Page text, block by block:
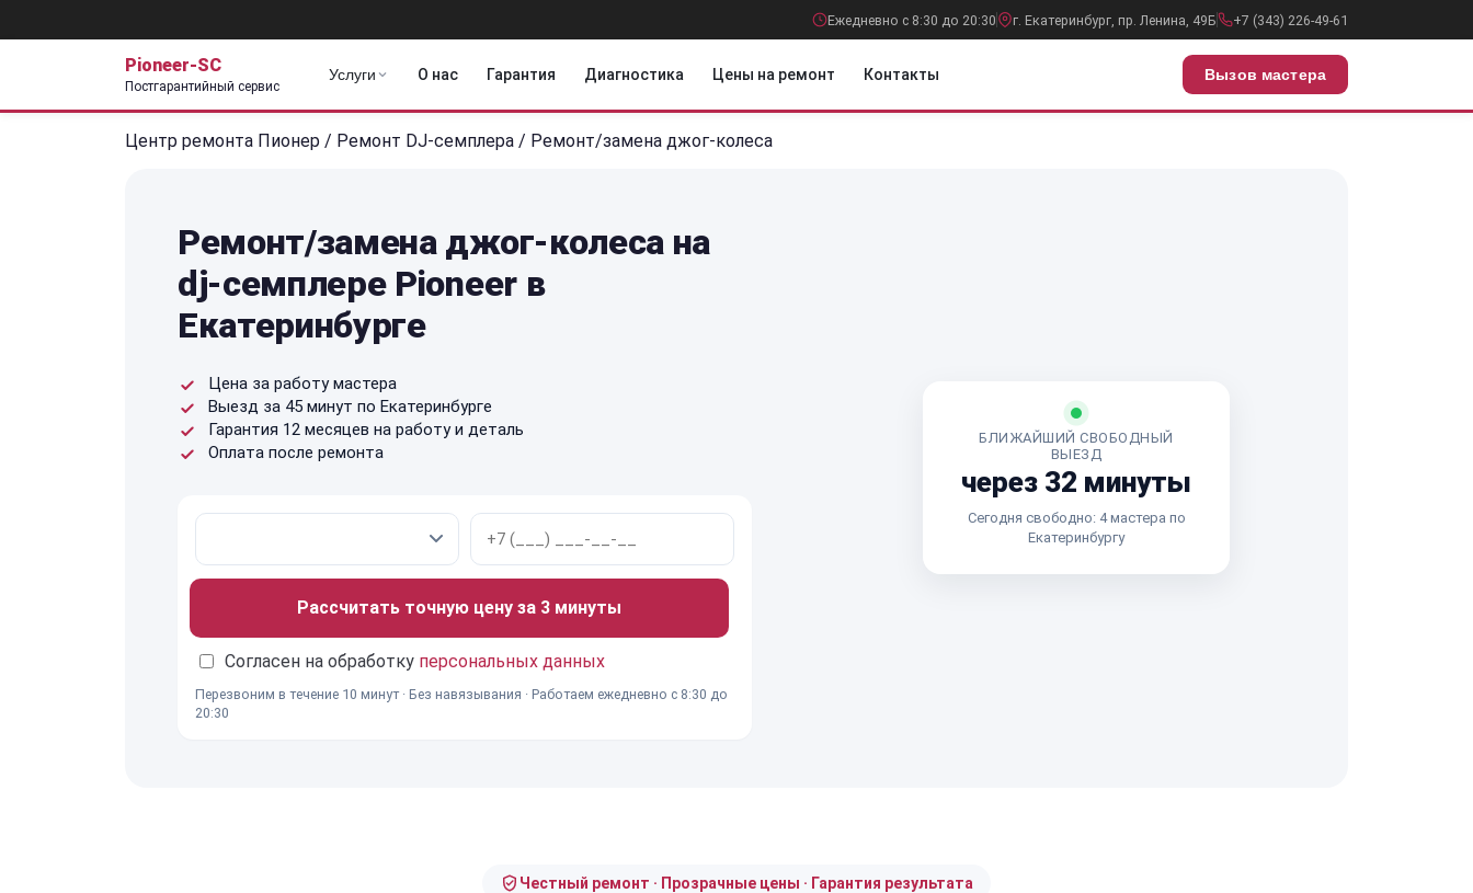
Ежедневно с 8:30 до 20:30 г. Екатеринбург, пр. Ленина, 49Б +7 (343) 226-49-61
Pioneer-SC
Постгарантийный сервис
Услуги О нас Гарантия Диагностика Цены на ремонт Контакты Вызов мастера
Центр ремонта Пионер / Ремонт DJ-семплера / Ремонт/замена джог-колеса
Ремонт/замена джог-колеса на
dj-семплере Pioneer в
Екатеринбурге
Цена за работу мастера
Выезд за 45 минут по Екатеринбурге
Гарантия 12 месяцев на работу и деталь
Оплата после ремонта
Рассчитать точную цену за 3 минуты
Согласен на обработку персональных данных
Перезвоним в течение 10 минут · Без навязывания · Работаем ежедневно с 8:30 до
20:30
БЛИЖАЙШИЙ СВОБОДНЫЙ
ВЫЕЗД
через 32 минуты
Сегодня свободно: 4 мастера по
Екатеринбургу
Честный ремонт · Прозрачные цены · Гарантия результата